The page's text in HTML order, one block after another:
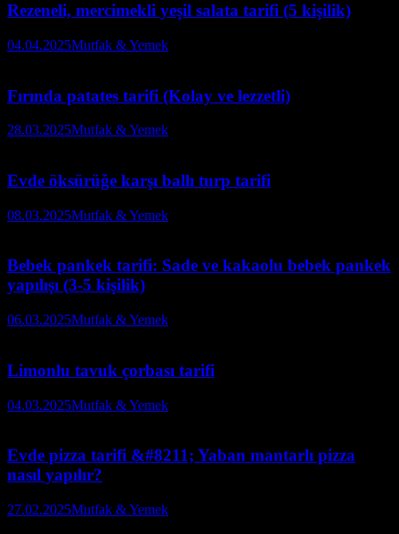
Rezeneli, mercimekli yeşil salata tarifi (5 kişilik)
04.04.2025Mutfak & Yemek
Fırında patates tarifi (Kolay ve lezzetli)
28.03.2025Mutfak & Yemek
Evde öksürüğe karşı ballı turp tarifi
08.03.2025Mutfak & Yemek
Bebek pankek tarifi: Sade ve kakaolu bebek pankek
yapılışı (3-5 kişilik)
06.03.2025Mutfak & Yemek
Limonlu tavuk çorbası tarifi
04.03.2025Mutfak & Yemek
Evde pizza tarifi &#8211; Yaban mantarlı pizza
nasıl yapılır?
27.02.2025Mutfak & Yemek